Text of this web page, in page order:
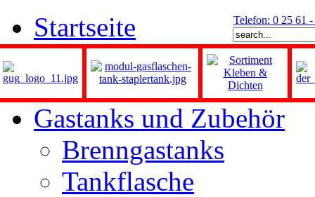
Telefon: 0 25 61
Startseite
Gastanks und Zubehör
Brenngastanks
Tankflasche